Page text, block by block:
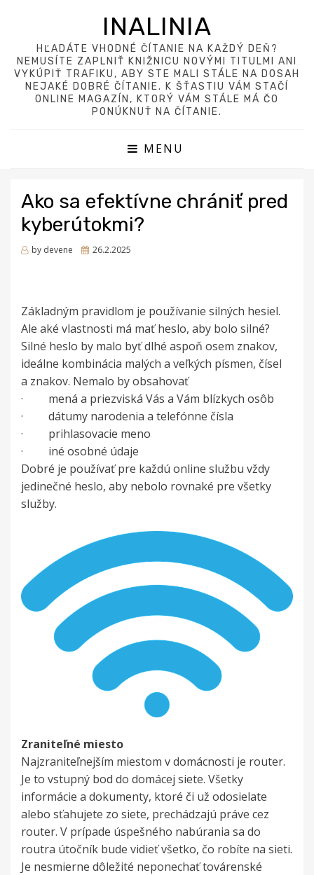
INALINIA
HĽADÁTE VHODNÉ ČÍTANIE NA KAŽDÝ DEŇ?
NEMUSÍTE ZAPLNIŤ KNIŽNICU NOVÝMI TITULMI ANI
VYKÚPIŤ TRAFIKU, ABY STE MALI STÁLE NA DOSAH
NEJAKÉ DOBRÉ ČÍTANIE. K ŠŤASTIU VÁM STAČÍ
ONLINE MAGAZÍN, KTORÝ VÁM STÁLE MÁ ČO
PONÚKNUŤ NA ČÍTANIE.
MENU
Ako sa efektívne chrániť pred
kyberútokmi?
by devene
Posted
26.2.2025
Základným pravidlom je používanie silných hesiel.
Ale aké vlastnosti má mať heslo, aby bolo silné?
Silné heslo by malo byť dlhé aspoň osem znakov,
ideálne kombinácia malých a veľkých písmen, čísel
a znakov. Nemalo by obsahovať
· mená a priezviská Vás a Vám blízkych osôb
· dátumy narodenia a telefónne čísla
· prihlasovacie meno
· iné osobné údaje
Dobré je používať pre každú online službu vždy
jedinečné heslo, aby nebolo rovnaké pre všetky
služby.
Zraniteľné miesto
Najzraniteľnejším miestom v domácnosti je router.
Je to vstupný bod do domácej siete. Všetky
informácie a dokumenty, ktoré či už odosielate
alebo sťahujete zo siete, prechádzajú práve cez
router. V prípade úspešného nabúrania sa do
routra útočník bude vidieť všetko, čo robíte na sieti.
Je nesmierne dôležité neponechať továrenské